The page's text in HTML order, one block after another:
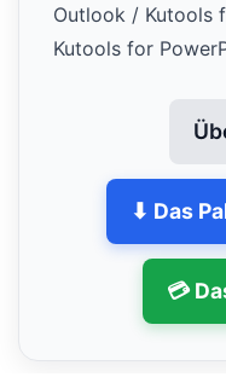
Outlook / Kutools
Kutools for
⬇ Das
💳